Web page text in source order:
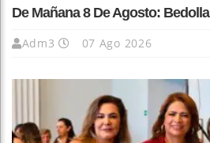
De Mañana 8 De Agosto: Bedolla
Adm3 07 Ago 2026